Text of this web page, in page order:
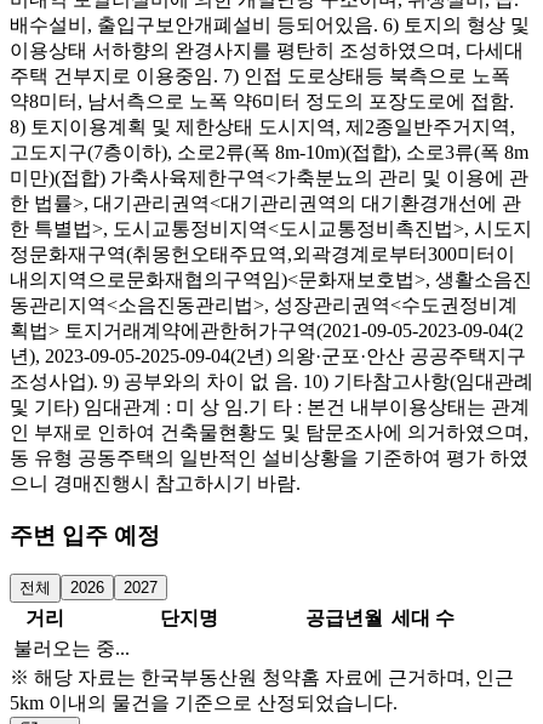
배수설비, 출입구보안개폐설비 등되어있음. 6) 토지의 형상 및
이용상태 서하향의 완경사지를 평탄히 조성하였으며, 다세대
주택 건부지로 이용중임. 7) 인접 도로상태등 북측으로 노폭
약8미터, 남서측으로 노폭 약6미터 정도의 포장도로에 접함.
8) 토지이용계획 및 제한상태 도시지역, 제2종일반주거지역,
고도지구(7층이하), 소로2류(폭 8m-10m)(접합), 소로3류(폭 8m
미만)(접합) 가축사육제한구역<가축분뇨의 관리 및 이용에 관
한 법률>, 대기관리권역<대기관리권역의 대기환경개선에 관
한 특별법>, 도시교통정비지역<도시교통정비촉진법>, 시도지
정문화재구역(취몽헌오태주묘역,외곽경계로부터300미터이
내의지역으로문화재협의구역임)<문화재보호법>, 생활소음진
동관리지역<소음진동관리법>, 성장관리권역<수도권정비계
획법> 토지거래계약에관한허가구역(2021-09-05-2023-09-04(2
년), 2023-09-05-2025-09-04(2년) 의왕·군포·안산 공공주택지구
조성사업). 9) 공부와의 차이 없 음. 10) 기타참고사항(임대관례
및 기타) 임대관계 : 미 상 임.기 타 : 본건 내부이용상태는 관계
인 부재로 인하여 건축물현황도 및 탐문조사에 의거하였으며,
동 유형 공동주택의 일반적인 설비상황을 기준하여 평가 하였
으니 경매진행시 참고하시기 바람.
주변 입주 예정
전체 2026 2027
거리 단지명 공급년월 세대 수
불러오는 중...
※ 해당 자료는 한국부동산원 청약홈 자료에 근거하며, 인근
5km 이내의 물건을 기준으로 산정되었습니다.